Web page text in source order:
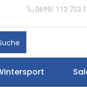
0699/ 113 703